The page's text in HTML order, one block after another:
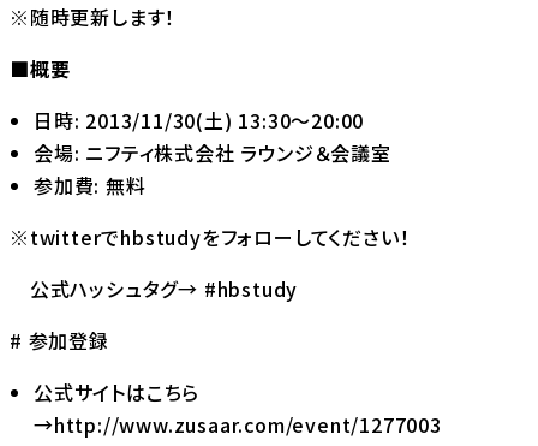
※随時更新します！
■概要
日時: 2013/11/30(土) 13:30～20:00
会場: ニフティ株式会社 ラウンジ＆会議室
参加費: 無料
※twitterでhbstudyをフォローしてください！
公式ハッシュタグ→ #hbstudy
# 参加登録
公式サイトはこちら
→http://www.zusaar.com/event/1277003